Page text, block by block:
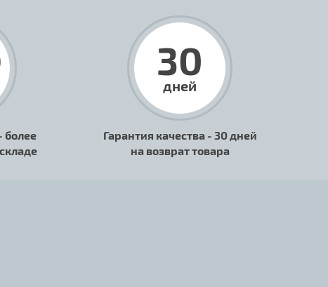
более
30
дней
Гарантия качества - 30 дней
на возврат товара